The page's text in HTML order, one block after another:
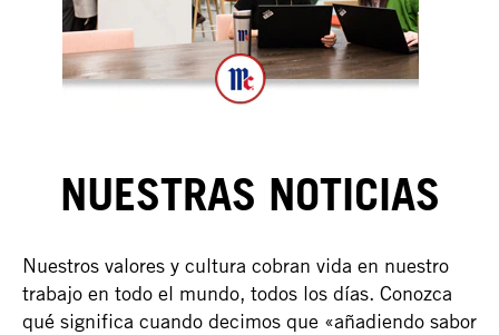
NUESTRAS NOTICIAS
Nuestros valores y cultura cobran vida en nuestro
trabajo en todo el mundo, todos los días. Conozca
qué significa cuando decimos que «añadiendo sabor